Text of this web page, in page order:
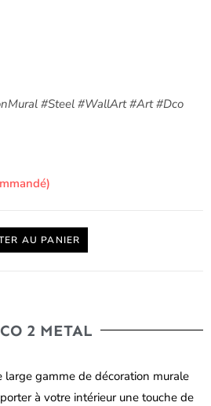
#Steel #WallArt #Art #Dco
AU PANIER
2 METAL
large gamme de décoration murale
à votre intérieur une touche de